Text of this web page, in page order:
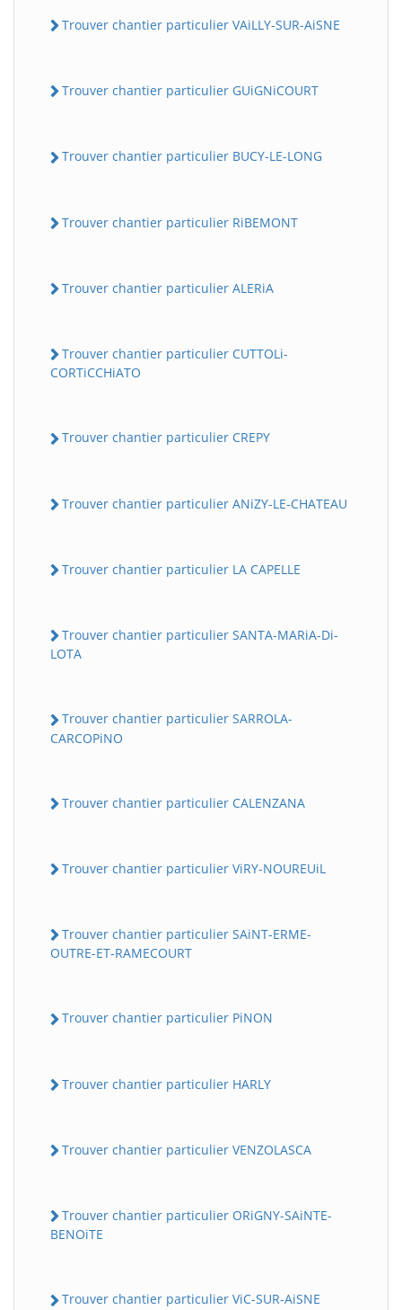
Trouver chantier particulier VAiLLY-SUR-AiSNE
Trouver chantier particulier GUiGNiCOURT
Trouver chantier particulier BUCY-LE-LONG
Trouver chantier particulier RiBEMONT
Trouver chantier particulier ALERiA
Trouver chantier particulier CUTTOLi-
CORTiCCHiATO
Trouver chantier particulier CREPY
Trouver chantier particulier ANiZY-LE-CHATEAU
Trouver chantier particulier LA CAPELLE
Trouver chantier particulier SANTA-MARiA-Di-
LOTA
Trouver chantier particulier SARROLA-
CARCOPiNO
Trouver chantier particulier CALENZANA
Trouver chantier particulier ViRY-NOUREUiL
Trouver chantier particulier SAiNT-ERME-
OUTRE-ET-RAMECOURT
Trouver chantier particulier PiNON
Trouver chantier particulier HARLY
Trouver chantier particulier VENZOLASCA
Trouver chantier particulier ORiGNY-SAiNTE-
BENOiTE
Trouver chantier particulier ViC-SUR-AiSNE